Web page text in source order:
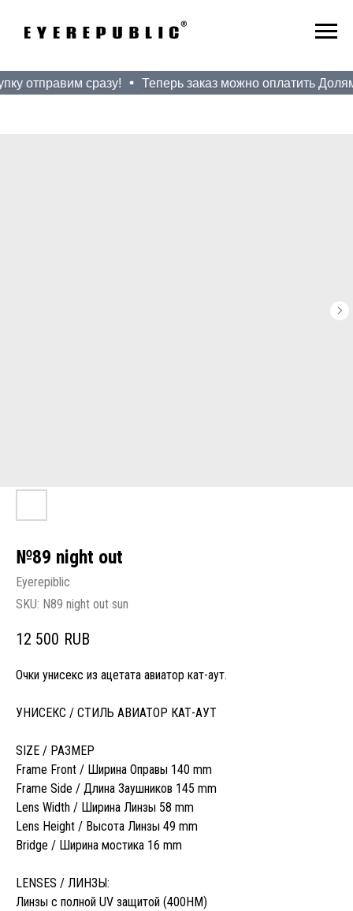
отправим сразу! Теперь заказ можно оплатить
№89 night out
Eyerepiblic
SKU: N89 night out sun
12 500 RUB
Очки унисекс из ацетата авиатор кат-аут.
УНИСЕКС / СТИЛЬ АВИАТОР КАТ-АУТ
SIZE / РАЗМЕР
Frame Front / Ширина Оправы 140 mm
Frame Side / Длина Заушников 145 mm
Lens Width / Ширина Линзы 58 mm
Lens Height / Высота Линзы 49 mm
Bridge / Ширина мостика 16 mm
LENSES / ЛИНЗЫ:
Линзы с полной UV защитой (400HM)